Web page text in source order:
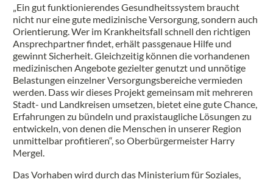
„Ein gut funktionierendes Gesundheitssystem braucht
nicht nur eine gute medizinische Versorgung, sondern auch
Orientierung. Wer im Krankheitsfall schnell den richtigen
Ansprechpartner findet, erhält passgenaue Hilfe und
gewinnt Sicherheit. Gleichzeitig können die vorhandenen
medizinischen Angebote gezielter genutzt und unnötige
Belastungen einzelner Versorgungsbereiche vermieden
werden. Dass wir dieses Projekt gemeinsam mit mehreren
Stadt- und Landkreisen umsetzen, bietet eine gute Chance,
Erfahrungen zu bündeln und praxistaugliche Lösungen zu
entwickeln, von denen die Menschen in unserer Region
unmittelbar profitieren“, so Oberbürgermeister Harry
Mergel.
Das Vorhaben wird durch das Ministerium für Soziales,